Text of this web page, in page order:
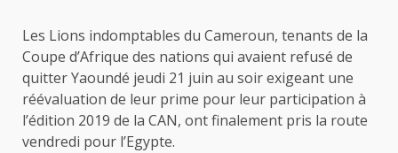
Les Lions indomptables du Cameroun, tenants de la
Coupe d’Afrique des nations qui avaient refusé de
quitter Yaoundé jeudi 21 juin au soir exigeant une
réévaluation de leur prime pour leur participation à
l’édition 2019 de la CAN, ont finalement pris la route
vendredi pour l’Egypte.